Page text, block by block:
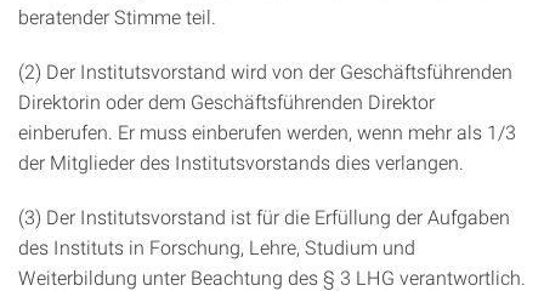
beratender Stimme teil.
(2) Der Institutsvorstand wird von der Geschäftsführenden
Direktorin oder dem Geschäftsführenden Direktor
einberufen. Er muss einberufen werden, wenn mehr als 1/3
der Mitglieder des Institutsvorstands dies verlangen.
(3) Der Institutsvorstand ist für die Erfüllung der Aufgaben
des Instituts in Forschung, Lehre, Studium und
Weiterbildung unter Beachtung des § 3 LHG verantwortlich.